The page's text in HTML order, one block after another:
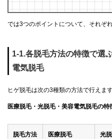
では3つのポイントについて、それぞ
1-1.各脱毛方法の特徴で選
電気脱毛
ヒゲ脱毛は次の3種類の方法で行えます
医療脱毛・光脱毛・美容電気脱毛の特
脱毛方法 医療脱毛 光